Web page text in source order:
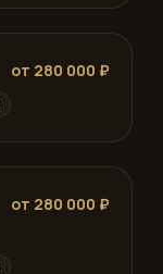
от 280 000 ₽
от 280 000 ₽